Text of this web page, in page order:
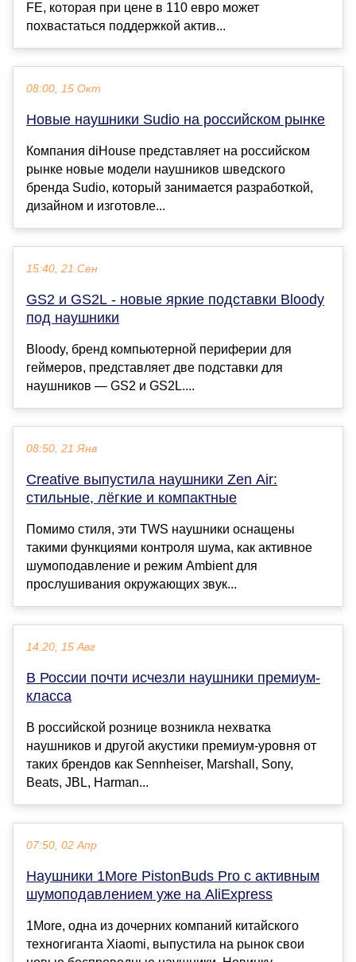
FE, которая при цене в 110 евро может
похвастаться поддержкой актив...
08:00, 15 Окт
Новые наушники Sudio на российском рынке
Компания diHouse представляет на российском
рынке новые модели наушников шведского
бренда Sudio, который занимается разработкой,
дизайном и изготовле...
15:40, 21 Сен
GS2 и GS2L - новые яркие подставки Bloody
под наушники
Bloody, бренд компьютерной периферии для
геймеров, представляет две подставки для
наушников — GS2 и GS2L....
08:50, 21 Янв
Creative выпустила наушники Zen Air:
стильные, лёгкие и компактные
Помимо стиля, эти TWS наушники оснащены
такими функциями контроля шума, как активное
шумоподавление и режим Ambient для
прослушивания окружающих звук...
14:20, 15 Авг
В России почти исчезли наушники премиум-
класса
В российской рознице возникла нехватка
наушников и другой акустики премиум-уровня от
таких брендов как Sennheiser, Marshall, Sony,
Beats, JBL, Harman...
07:50, 02 Апр
Наушники 1More PistonBuds Pro с активным
шумоподавлением уже на AliExpress
1More, одна из дочерних компаний китайского
техногиганта Xiaomi, выпустила на рынок свои